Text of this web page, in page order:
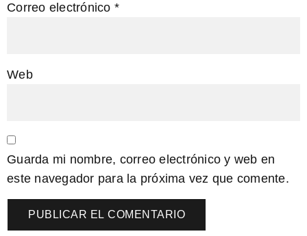
Correo electrónico *
Web
Guarda mi nombre, correo electrónico y web en
este navegador para la próxima vez que comente.